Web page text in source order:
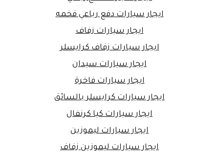
ايجار سيارات دفع رباعي فخمه
ايجار سيارات زفاف
ايجار سيارات زفاف كرايسلر
ايجار سيارات سيدان
ايجار سيارات فاخرة
ايجار سيارات كرايسلر بالسائق
ايجار سيارات كيا كرنفال
ايجار سيارات ليموزين
ايجار سيارات ليموزين زفاف